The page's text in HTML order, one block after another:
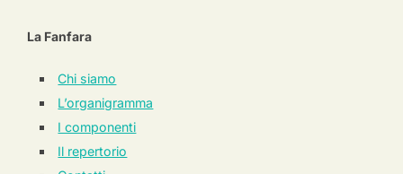
La Fanfara
Chi siamo
L’organigramma
I componenti
Il repertorio